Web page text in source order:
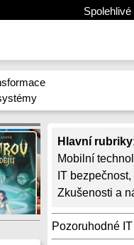
Hlavní
Mobilní
IT bezpečnost,
Zkušenosti a
Pozoruhodné